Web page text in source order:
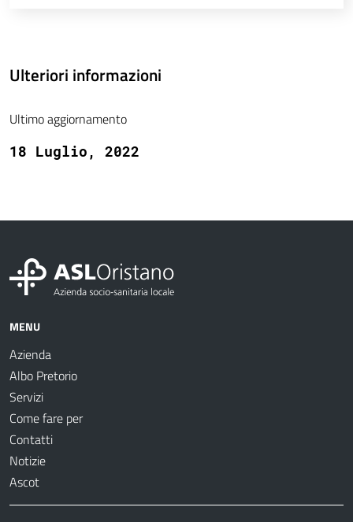
Ulteriori informazioni
Ultimo aggiornamento
18 Luglio, 2022
MENU
Azienda
Albo Pretorio
Servizi
Come fare per
Contatti
Notizie
Ascot